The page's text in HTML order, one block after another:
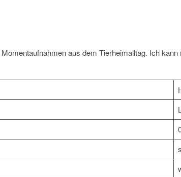
aus dem Tierheimalltag. Ich